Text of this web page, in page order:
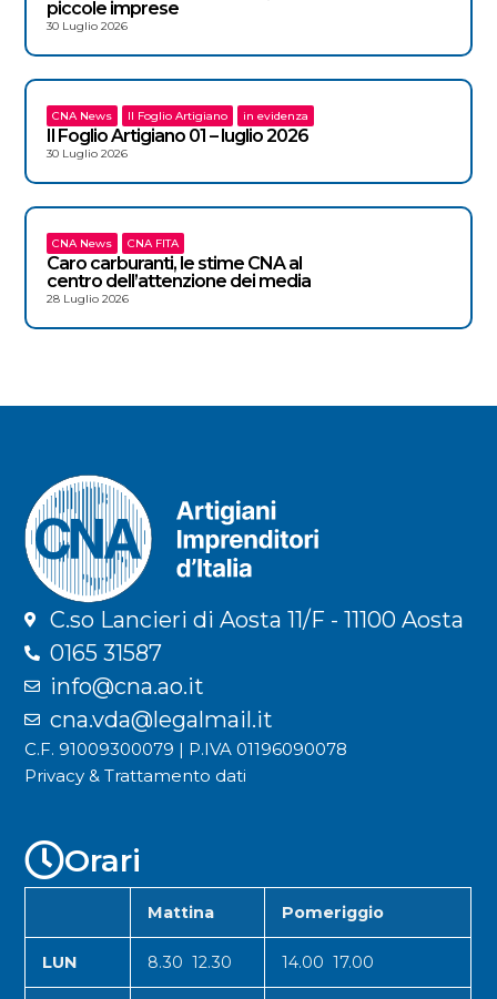
piccole imprese
30 Luglio 2026
CNA News Il Foglio Artigiano in evidenza
Il Foglio Artigiano 01 – luglio 2026
30 Luglio 2026
CNA News CNA FITA
Caro carburanti, le stime CNA al
centro dell’attenzione dei media
28 Luglio 2026
C.so Lancieri di Aosta 11/F - 11100 Aosta
0165 31587
info@cna.ao.it
cna.vda@legalmail.it
C.F. 91009300079 | P.IVA 01196090078
Privacy & Trattamento dati
Orari
Mattina Pomeriggio
LUN 8.30 12.30 14.00 17.00